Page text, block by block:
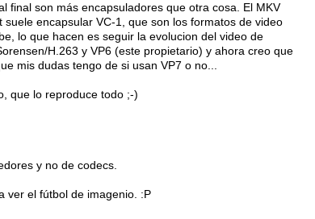
final son más encapsuladores que otra cosa. El MKV
encapsular VC-1, que son los formatos de video
lo que hacen es seguir la evolucion del video de
H.263 y VP6 (este propietario) y ahora creo que
mis dudas tengo de si usan VP7 o no...
que lo reproduce todo ;-)
y no de codecs.
ver el fútbol de imagenio. :P